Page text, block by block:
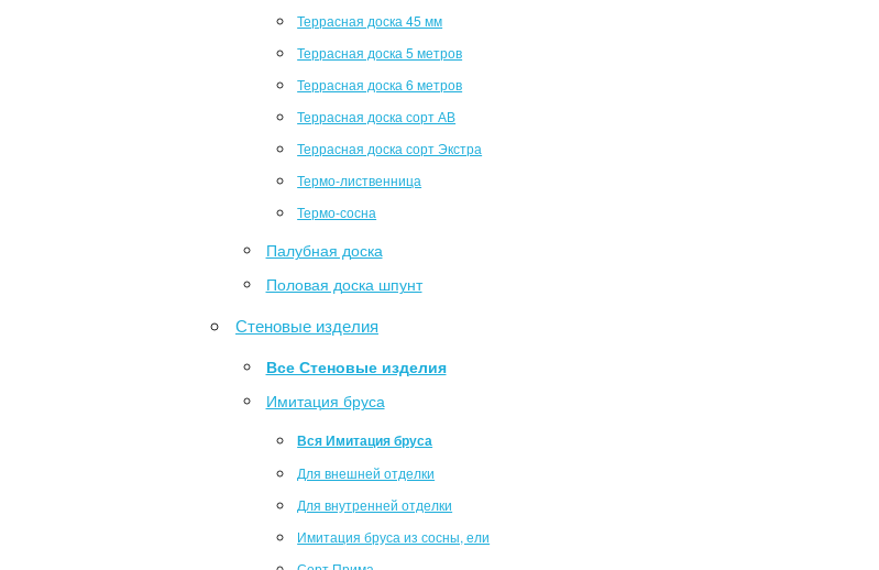
Террасная доска 45 мм
Террасная доска 5 метров
Террасная доска 6 метров
Террасная доска сорт АВ
Террасная доска сорт Экстра
Термо-лиственница
Термо-сосна
Палубная доска
Половая доска шпунт
Стеновые изделия
Все Стеновые изделия
Имитация бруса
Вся Имитация бруса
Для внешней отделки
Для внутренней отделки
Имитация бруса из сосны, ели